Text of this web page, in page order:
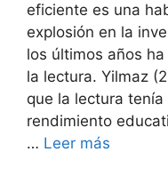
eficiente es una
explosión en la
los últimos años
la lectura. Yilmaz
que la lectura
rendimiento
… Leer más